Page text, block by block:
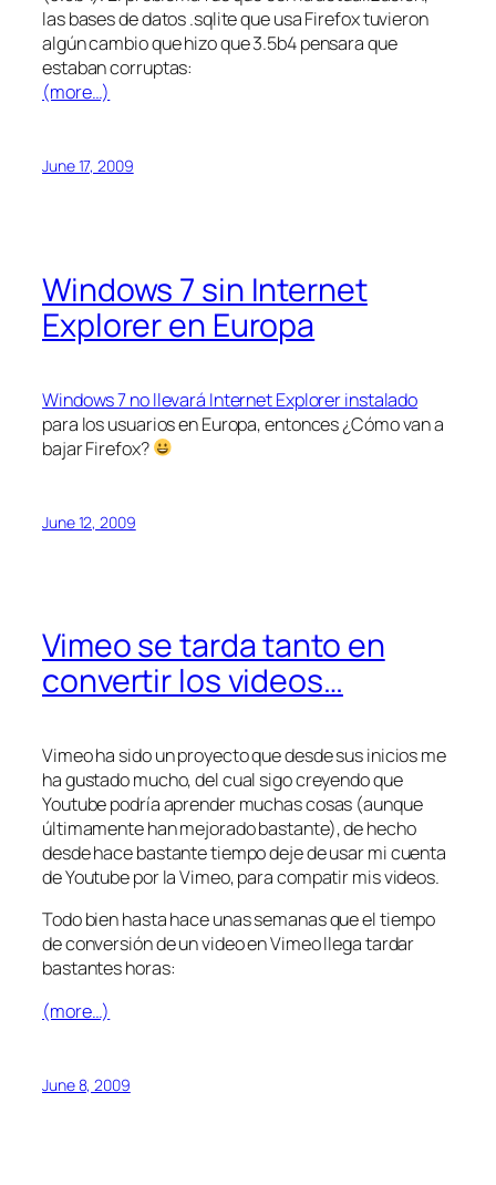
las bases de datos .sqlite que usa Firefox tuvieron
algún cambio que hizo que 3.5b4 pensara que
estaban corruptas:
(more…)
June 17, 2009
Windows 7 sin Internet
Explorer en Europa
Windows 7 no llevará Internet Explorer instalado
para los usuarios en Europa, entonces ¿Cómo van a
bajar Firefox?
June 12, 2009
Vimeo se tarda tanto en
convertir los videos…
Vimeo ha sido un proyecto que desde sus inicios me
ha gustado mucho, del cual sigo creyendo que
Youtube podría aprender muchas cosas (aunque
últimamente han mejorado bastante), de hecho
desde hace bastante tiempo deje de usar mi cuenta
de Youtube por la Vimeo, para compatir mis videos.
Todo bien hasta hace unas semanas que el tiempo
de conversión de un video en Vimeo llega tardar
bastantes horas:
(more…)
June 8, 2009